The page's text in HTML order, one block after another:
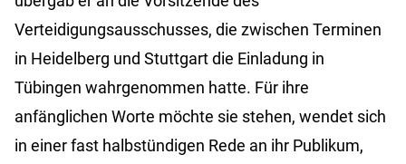
Verteidigungsausschusses, die zwischen Terminen
in Heidelberg und Stuttgart die Einladung in
Tübingen wahrgenommen hatte. Für ihre
anfänglichen Worte möchte sie stehen, wendet sich
in einer fast halbstündigen Rede an ihr Publikum,